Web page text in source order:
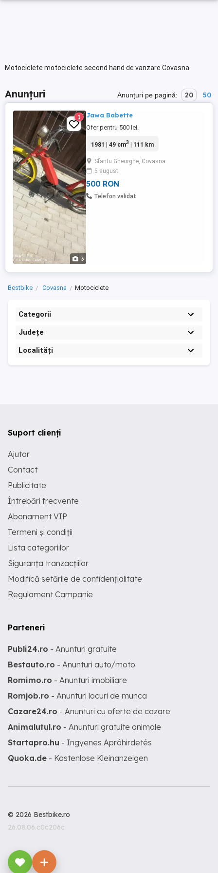
Motociclete motociclete second hand de vanzare Covasna
Anunțuri Anunțuri pe pagină: 20 50
3
1 Jawa Babette
Ofer pentru 500 lei.
1981 | 49 cm3 | 111 km
Sfantu Gheorghe, Covasna
5 august
500 RON
Telefon validat
Bestbike Covasna Motociclete
Categorii
Județe
Localități
Suport clienți
Ajutor
Contact
Publicitate
Întrebări frecvente
Abonament VIP
Termeni și condiții
Lista categoriilor
Siguranța tranzacțiilor
Modifică setările de confidențialitate
Regulament Campanie
Parteneri
Publi24.ro - Anunturi gratuite
Bestauto.ro - Anunturi auto/moto
Romimo.ro - Anunturi imobiliare
Romjob.ro - Anunturi locuri de munca
Cazare24.ro - Anunturi cu oferte de cazare
Animalutul.ro - Anunturi gratuite animale
Startapro.hu - Ingyenes Apróhirdetés
Quoka.de - Kostenlose Kleinanzeigen
© 2026 Bestbike.ro
26.08.06.c0c206c